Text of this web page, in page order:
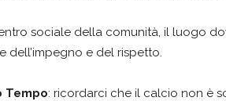
sociale della comunità, il luogo
dell’impegno e del rispetto.
Tempo: ricordarci che il calcio non è